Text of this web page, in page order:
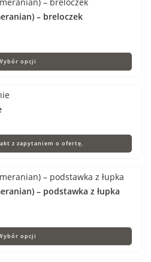
– breloczek
opcji
z zapytaniem o ofertę.
– podstawka z łupka
opcji